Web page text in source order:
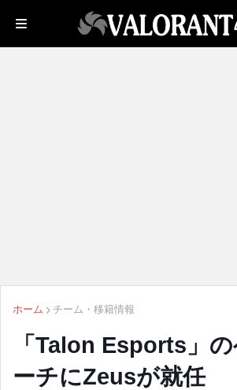
ホーム チーム・移籍情報
「Talon Esports」
ーチにZeusが就任